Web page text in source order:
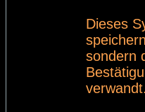
Dieses
sondern
verwandt.